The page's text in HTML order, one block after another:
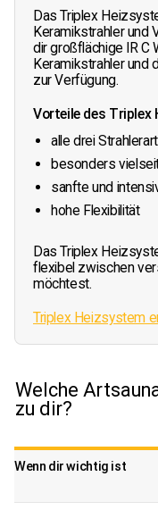
Das Triplex
Keramikstrahler und
dir großflächige IR C
Keramikstrahler und
zur Verfügung.
Vorteile des Triplex
alle drei
besonders
sanfte und
hohe Flexibilität
Das Triplex
flexibel zwischen
möchtest.
Triplex Heizsystem
Welche
zu dir?
Wenn dir wichtig ist